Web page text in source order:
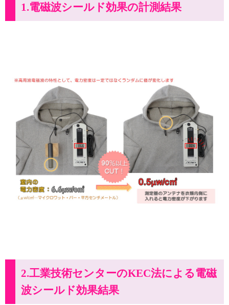
1.電磁波シールド効果の計測結果
2.工業技術センターのKEC法による電磁
波シールド効果結果